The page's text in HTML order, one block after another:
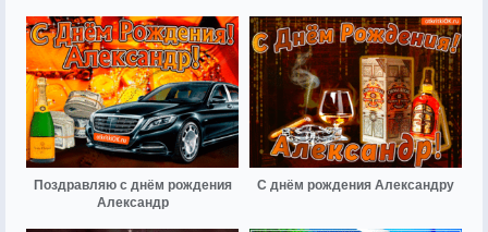
Поздравляю с днём рождения
Александр
С днём рождения Александру